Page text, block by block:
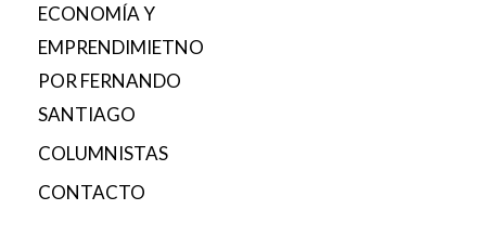
ECONOMÍA Y
EMPRENDIMIETNO
POR FERNANDO
SANTIAGO
COLUMNISTAS
CONTACTO